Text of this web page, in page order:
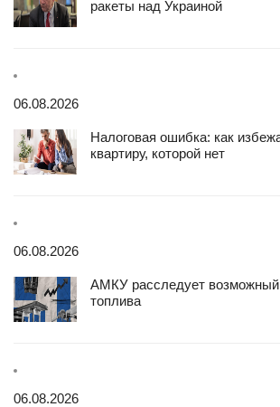
ракеты над Украиной
06.08.2026
Налоговая ошибка: как
квартиру, которой нет
06.08.2026
АМКУ расследует возможный
топлива
06.08.2026